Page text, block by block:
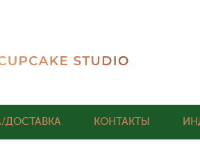
ДОСТАВКА КОНТАКТЫ